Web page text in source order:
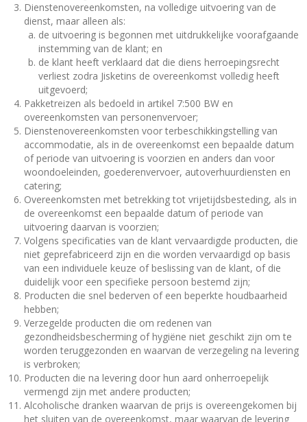
Dienstenovereenkomsten, na volledige uitvoering van de
dienst, maar alleen als:
de uitvoering is begonnen met uitdrukkelijke voorafgaande
instemming van de klant; en
de klant heeft verklaard dat die diens herroepingsrecht
verliest zodra Jisketins de overeenkomst volledig heeft
uitgevoerd;
Pakketreizen als bedoeld in artikel 7:500 BW en
overeenkomsten van personenvervoer;
Dienstenovereenkomsten voor terbeschikkingstelling van
accommodatie, als in de overeenkomst een bepaalde datum
of periode van uitvoering is voorzien en anders dan voor
woondoeleinden, goederenvervoer, autoverhuurdiensten en
catering;
Overeenkomsten met betrekking tot vrijetijdsbesteding, als in
de overeenkomst een bepaalde datum of periode van
uitvoering daarvan is voorzien;
Volgens specificaties van de klant vervaardigde producten, die
niet geprefabriceerd zijn en die worden vervaardigd op basis
van een individuele keuze of beslissing van de klant, of die
duidelijk voor een specifieke persoon bestemd zijn;
Producten die snel bederven of een beperkte houdbaarheid
hebben;
Verzegelde producten die om redenen van
gezondheidsbescherming of hygiëne niet geschikt zijn om te
worden teruggezonden en waarvan de verzegeling na levering
is verbroken;
Producten die na levering door hun aard onherroepelijk
vermengd zijn met andere producten;
Alcoholische dranken waarvan de prijs is overeengekomen bij
het sluiten van de overeenkomst, maar waarvan de levering